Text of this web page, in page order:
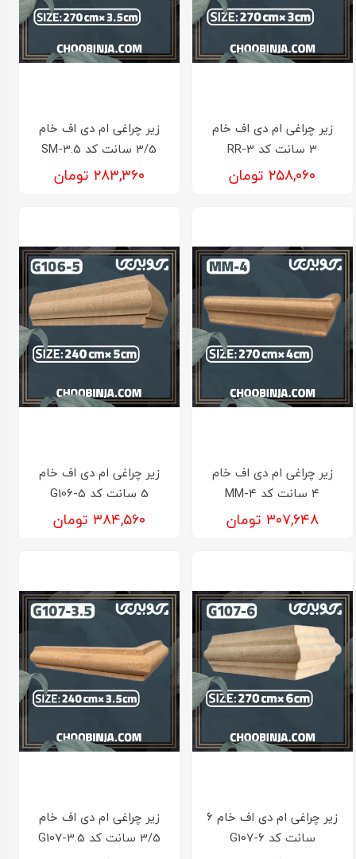
زیر چراغی ام دی اف خام
3 سانت کد RR-3
۲۵۸,۰۶۰ تومان
زیر چراغی ام دی اف خام
3/5 سانت کد SM-3.5
۲۸۳,۳۶۰ تومان
زیر چراغی ام دی اف خام
4 سانت کد MM-4
۳۰۷,۶۴۸ تومان
زیر چراغی ام دی اف خام
5 سانت کد G106-5
۳۸۴,۵۶۰ تومان
زیر چراغی ام دی اف خام 6
سانت کد G107-6
زیر چراغی ام دی اف خام
3/5 سانت کد G107-3.5